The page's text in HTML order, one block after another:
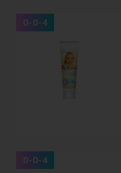
0-0-4
0-0-4